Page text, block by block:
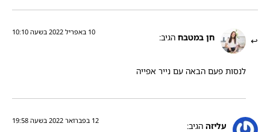
חן במטבח הגיב:
10 באפריל 2022 בשעה 10:10
לנסות פעם הבאה עם נייר אפייה
עליזה הגיב:
12 בפברואר 2022 בשעה 19:58